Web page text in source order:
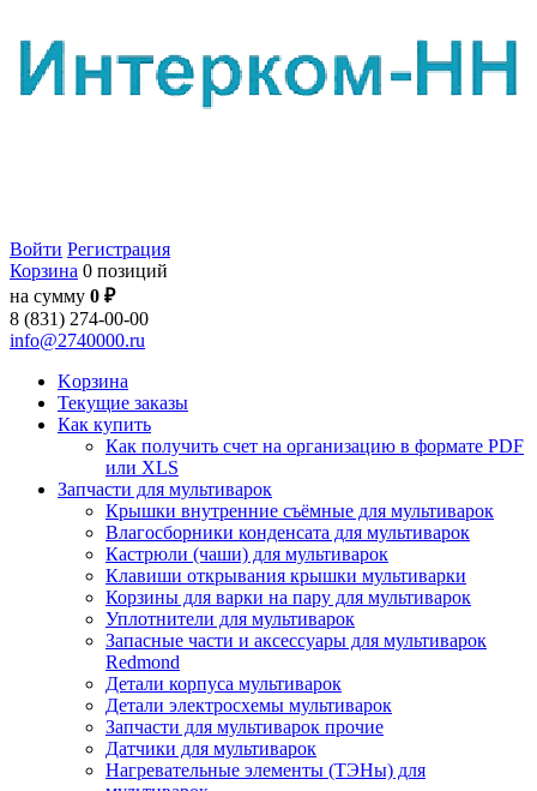
Войти Регистрация
Корзина 0 позиций
на сумму 0 ₽
8 (831) 274-00-00
info@2740000.ru
Kорзина
Текущие заказы
Как купить
Как получить счет на организацию в формате PDF
или XLS
Запчасти для мультиварок
Крышки внутренние съёмные для мультиварок
Влагосборники конденсата для мультиварок
Кастрюли (чаши) для мультиварок
Клавиши открывания крышки мультиварки
Корзины для варки на пару для мультиварок
Уплотнители для мультиварок
Запасные части и аксессуары для мультиварок
Redmond
Детали корпуса мультиварок
Детали электросхемы мультиварок
Запчасти для мультиварок прочие
Датчики для мультиварок
Нагревательные элементы (ТЭНы) для